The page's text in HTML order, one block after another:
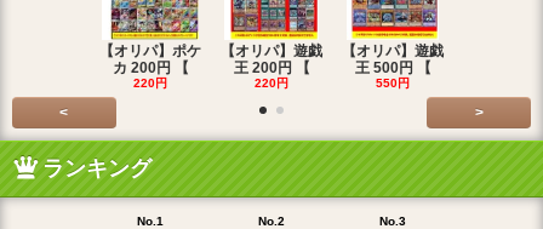
【オリパ】ポケ
カ 200円 【
220円
【オリパ】遊戯
王 200円 【
220円
【オリパ】遊戯
王 500円 【
550円
< >
ランキング
No.1 No.2 No.3